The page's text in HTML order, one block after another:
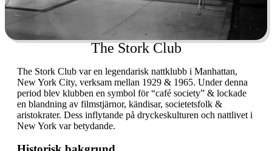
The Stork Club
The Stork Club var en legendarisk nattklubb i Manhattan,
New York City, verksam mellan 1929 & 1965. Under denna
period blev klubben en symbol för “café society” & lockade
en blandning av filmstjärnor, kändisar, societetsfolk &
aristokrater. Dess inflytande på dryckeskulturen och nattlivet i
New York var betydande.